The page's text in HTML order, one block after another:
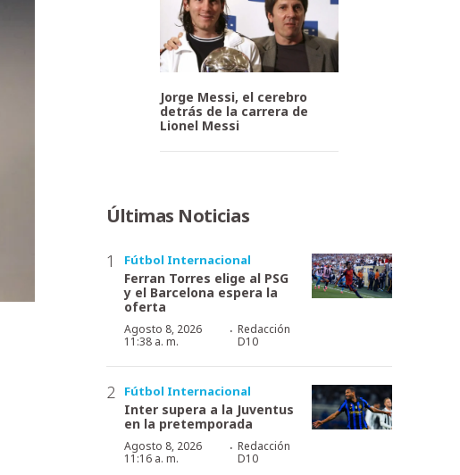
Jorge Messi, el cerebro
detrás de la carrera de
Lionel Messi
Últimas Noticias
Fútbol Internacional
Ferran Torres elige al PSG
y el Barcelona espera la
oferta
Agosto 8, 2026
11:38 a. m.
· Redacción
D10
Fútbol Internacional
Inter supera a la Juventus
en la pretemporada
Agosto 8, 2026
11:16 a. m.
· Redacción
D10